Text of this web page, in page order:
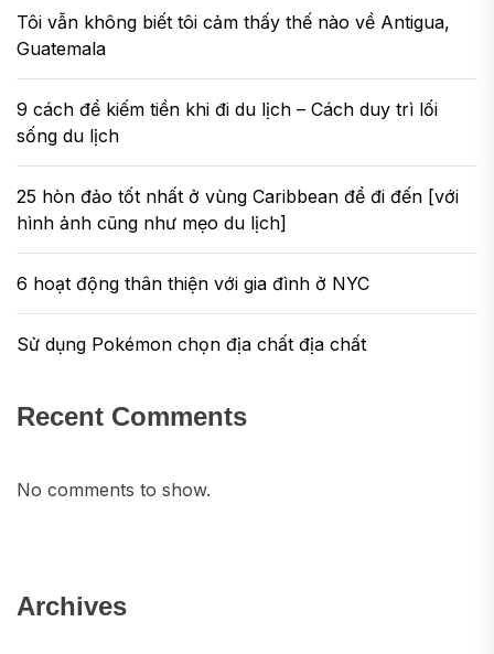
Tôi vẫn không biết tôi cảm thấy thế nào về Antigua,
Guatemala
9 cách để kiếm tiền khi đi du lịch – Cách duy trì lối
sống du lịch
25 hòn đảo tốt nhất ở vùng Caribbean để đi đến [với
hình ảnh cũng như mẹo du lịch]
6 hoạt động thân thiện với gia đình ở NYC
Sử dụng Pokémon chọn địa chất địa chất
Recent Comments
No comments to show.
Archives